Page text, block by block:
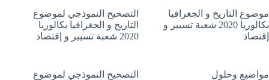
موضوع التاريخ و الجغرافيا
بكالوريا 2020 شعبة تسيير و
إقتصاد
التصحيح النموذجي لموضوع
التاريخ و الجغرافيا بكالوريا
2020 شعبة تسيير و إقتصاد
مواضيع وحلول
التصحيح النموذجي لموضوع